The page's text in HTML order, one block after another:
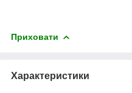
Приховати
Характеристики